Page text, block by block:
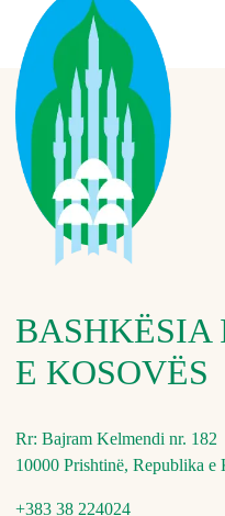
BASHKËSIA
E KOSOVËS
Rr: Bajram Kelmendi nr. 182
10000 Prishtinë, Republika e
+383 38 224024